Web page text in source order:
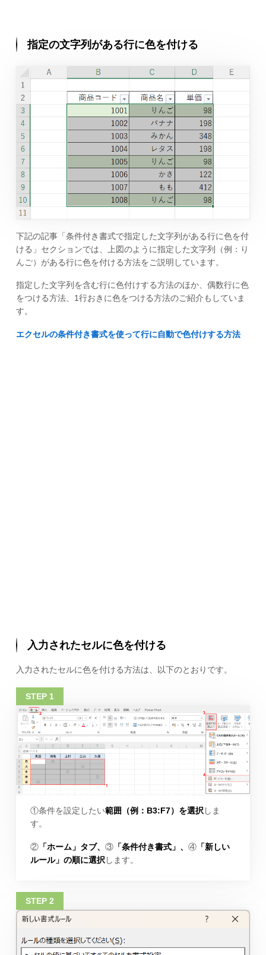
指定の文字列がある行に色を付ける
下記の記事「条件付き書式で指定した文字列がある行に色を付
ける」セクションでは、上図のように指定した文字列（例：り
んご）がある行に色を付ける方法をご説明しています。
指定した文字列を含む行に色付けする方法のほか、偶数行に色
をつける方法、1行おきに色をつける方法のご紹介もしていま
す。
エクセルの条件付き書式を使って行に自動で色付けする方法
入力されたセルに色を付ける
入力されたセルに色を付ける方法は、以下のとおりです。
①条件を設定したい範囲（例：B3:F7）を選択 しま
す。
②「ホーム」タブ、 ③「条件付き書式」、 ④「新しい
ルール」の順に選択 します。